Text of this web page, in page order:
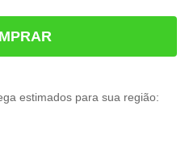
estimados para sua região: